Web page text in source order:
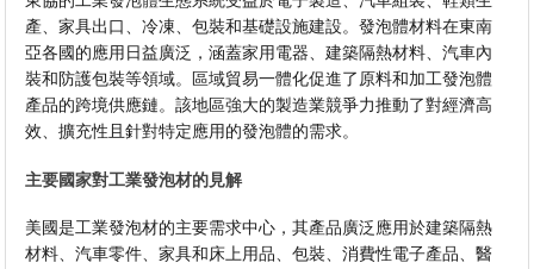
產、家具出口、冷凍、包裝和基礎設施建設。發泡體材料在東南
亞各國的應用日益廣泛，涵蓋家用電器、建築隔熱材料、汽車內
裝和防護包裝等領域。區域貿易一體化促進了原料和加工發泡體
產品的跨境供應鏈。該地區強大的製造業競爭力推動了對經濟高
效、擴充性且針對特定應用的發泡體的需求。
主要國家對工業發泡材的見解
美國是工業發泡材的主要需求中心，其產品廣泛應用於建築隔熱
材料、汽車零件、家具和床上用品、包裝、消費性電子產品、醫